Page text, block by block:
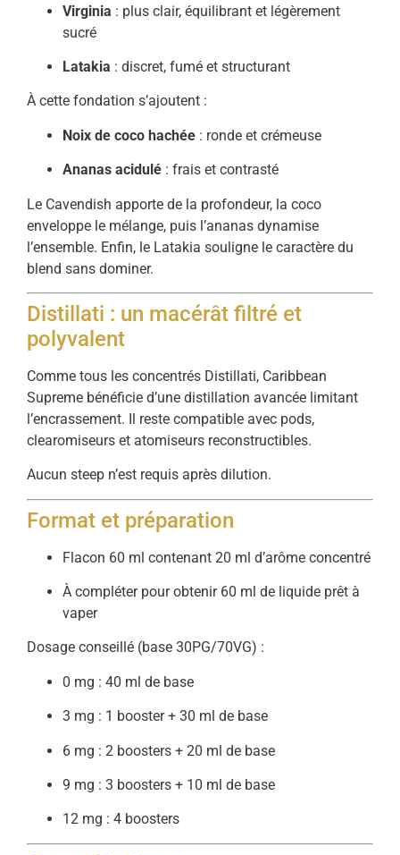
Virginia : plus clair, équilibrant et légèrement
sucré
Latakia : discret, fumé et structurant
À cette fondation s’ajoutent :
Noix de coco hachée : ronde et crémeuse
Ananas acidulé : frais et contrasté
Le Cavendish apporte de la profondeur, la coco
enveloppe le mélange, puis l’ananas dynamise
l’ensemble. Enfin, le Latakia souligne le caractère du
blend sans dominer.
Distillati : un macérât filtré et
polyvalent
Comme tous les concentrés Distillati, Caribbean
Supreme bénéficie d’une distillation avancée limitant
l’encrassement. Il reste compatible avec pods,
clearomiseurs et atomiseurs reconstructibles.
Aucun steep n’est requis après dilution.
Format et préparation
Flacon 60 ml contenant 20 ml d’arôme concentré
À compléter pour obtenir 60 ml de liquide prêt à
vaper
Dosage conseillé (base 30PG/70VG) :
0 mg : 40 ml de base
3 mg : 1 booster + 30 ml de base
6 mg : 2 boosters + 20 ml de base
9 mg : 3 boosters + 10 ml de base
12 mg : 4 boosters